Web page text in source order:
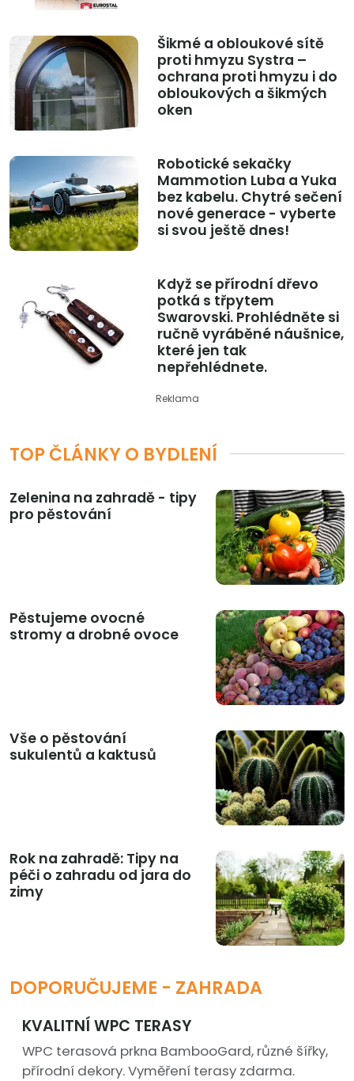
Šikmé a obloukové sítě
proti hmyzu Systra –
ochrana proti hmyzu i do
obloukových a šikmých
oken
Robotické sekačky
Mammotion Luba a Yuka
bez kabelu. Chytré sečení
nové generace - vyberte
si svou ještě dnes!
Když se přírodní dřevo
potká s třpytem
Swarovski. Prohlédněte si
ručně vyráběné náušnice,
které jen tak
nepřehlédnete.
Reklama
TOP ČLÁNKY O BYDLENÍ
Zelenina na zahradě - tipy
pro pěstování
Pěstujeme ovocné
stromy a drobné ovoce
Vše o pěstování
sukulentů a kaktusů
Rok na zahradě: Tipy na
péči o zahradu od jara do
zimy
DOPORUČUJEME - ZAHRADA
KVALITNÍ WPC TERASY
WPC terasová prkna BambooGard, různé šířky,
přírodní dekory. Vyměření terasy zdarma.